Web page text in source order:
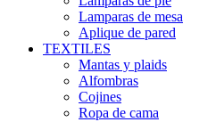
Lamparas de mesa
Aplique de pared
TEXTILES
Mantas y plaids
Alfombras
Cojines
Ropa de cama